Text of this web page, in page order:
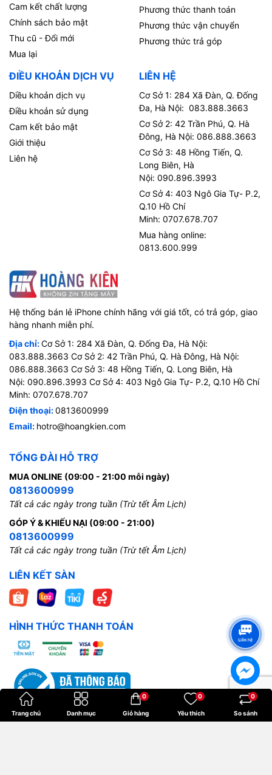
Cam kết chất lượng
Chính sách bảo mật
Thu cũ - Đổi mới
Mua lại
Phương thức thanh toán
Phương thức vận chuyển
Phương thức trả góp
ĐIỀU KHOẢN DỊCH VỤ
Diều khoản dịch vụ
Điều khoản sử dụng
Cam kết bảo mật
Giới thiệu
Liên hệ
LIÊN HỆ
Cơ Sở 1: 284 Xã Đàn, Q. Đống
Đa, Hà Nội: 083.888.3663
Cơ Sở 2: 42 Trần Phú, Q. Hà
Đông, Hà Nội: 086.888.3663
Cơ Sở 3: 48 Hồng Tiến, Q.
Long Biên, Hà
Nội: 090.896.3993
Cơ Sở 4: 403 Ngô Gia Tự- P.2,
Q.10 Hồ Chí
Minh: 0707.678.707
Mua hàng online:
0813.600.999
Hệ thống bán lẻ iPhone chính hãng với giá tốt, có trả góp, giao
hàng nhanh miễn phí.
Địa chỉ:Cơ Sở 1: 284 Xã Đàn, Q. Đống Đa, Hà Nội:
083.888.3663 Cơ Sở 2: 42 Trần Phú, Q. Hà Đông, Hà Nội:
086.888.3663 Cơ Sở 3: 48 Hồng Tiến, Q. Long Biên, Hà
Nội: 090.896.3993 Cơ Sở 4: 403 Ngô Gia Tự- P.2, Q.10 Hồ Chí
Minh: 0707.678.707
Điện thoại:0813600999
Email: hotro@hoangkien.com
TỔNG ĐÀI HỖ TRỢ
MUA ONLINE (09:00 - 21:00 mỗi ngày)
0813600999
Tất cả các ngày trong tuần (Trừ tết Âm Lịch)
GÓP Ý & KHIẾU NẠI (09:00 - 21:00)
0813600999
Tất cả các ngày trong tuần (Trừ tết Âm Lịch)
LIÊN KẾT SÀN
HÌNH THỨC THANH TOÁN
Trang chủ Danh mục Giỏ hàng
0
Yêu thích
0
So sánh
0